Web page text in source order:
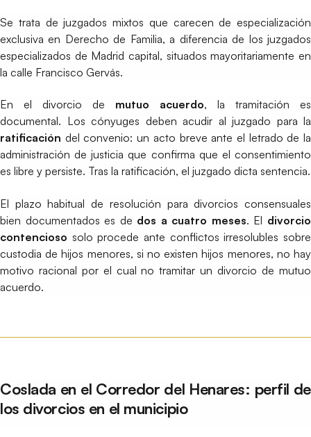
Se trata de juzgados mixtos que carecen de especialización
exclusiva en Derecho de Familia, a diferencia de los juzgados
especializados de Madrid capital, situados mayoritariamente en
la calle Francisco Gervás.
En el divorcio de mutuo acuerdo, la tramitación es
documental. Los cónyuges deben acudir al juzgado para la
ratificación del convenio: un acto breve ante el letrado de la
administración de justicia que confirma que el consentimiento
es libre y persiste. Tras la ratificación, el juzgado dicta sentencia.
El plazo habitual de resolución para divorcios consensuales
bien documentados es de dos a cuatro meses. El divorcio
contencioso solo procede ante conflictos irresolubles sobre
custodia de hijos menores, si no existen hijos menores, no hay
motivo racional por el cual no tramitar un divorcio de mutuo
acuerdo.
Coslada en el Corredor del Henares: perfil de
los divorcios en el municipio